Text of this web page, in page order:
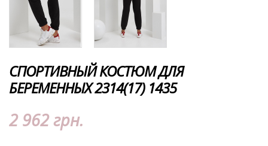
CПОРТИВНЫЙ КОСТЮМ ДЛЯ
БЕРЕМЕННЫХ 2314(17) 1435
2 962 грн.